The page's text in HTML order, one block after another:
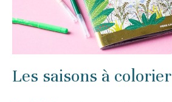
Les saisons à colorier